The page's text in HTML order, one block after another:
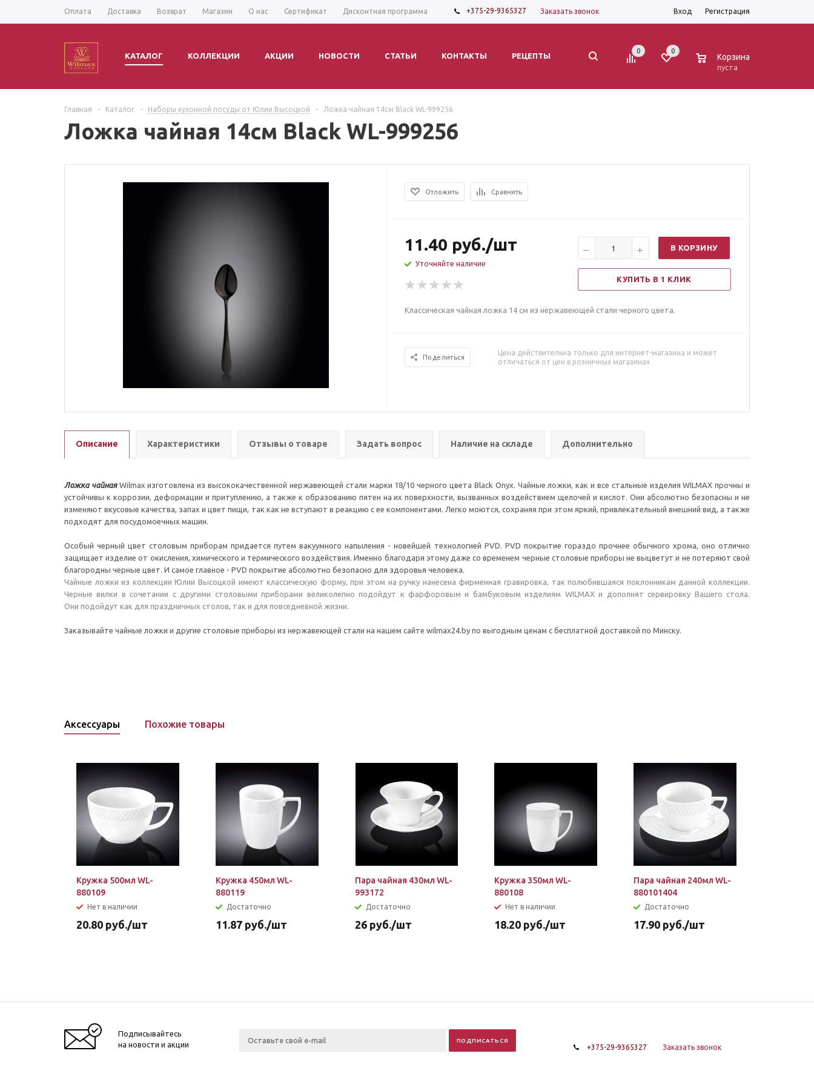
Оплата Доставка Возврат Магазин О нас Сертификат Дисконтная программа +375-29-9365327 Заказать звонок Вход Регистрация
КАТАЛОГ КОЛЛЕКЦИИ АКЦИИ НОВОСТИ СТАТЬИ КОНТАКТЫ РЕЦЕПТЫ
0 0
Корзина
пуста
Главная - Каталог - Наборы кухонной посуды от Юлии Высоцкой - Ложка чайная 14см Black WL-999256
Ложка чайная 14см Black WL-999256
Отложить Сравнить
11.40 руб./шт
Уточняйте наличие
В КОРЗИНУ
КУПИТЬ В 1 КЛИК
Классическая чайная ложка 14 см из нержавеющей стали черного цвета.
Поделиться
Цена действительна только для интернет-магазина и может
отличаться от цен в розничных магазинах
Описание Характеристики Отзывы о товаре Задать вопрос Наличие на складе Дополнительно
Ложка чайнаяWilmax изготовлена из высококачественной нержавеющей стали марки 18/10 черного цвета Black Onyx. Чайные ложки, как и все стальные изделия WILMAX прочны и
устойчивы к коррозии, деформации и притуплению, а также к образованию пятен на их поверхности, вызванных воздействием щелочей и кислот. Они абсолютно безопасны и не
изменяют вкусовые качества, запах и цвет пищи, так как не вступают в реакцию с ее компонентами. Легко моются, сохраняя при этом яркий, привлекательный внешний вид, а также
подходят для посудомоечных машин.
Особый черный цвет столовым приборам придается путем вакуумного напыления - новейшей технологией PVD. PVD покрытие гораздо прочнее обычного хрома, оно отлично
защищает изделие от окисления, химического и термического воздействия. Именно благодаря этому даже со временем черные столовые приборы не выцветут и не потеряют свой
благородны черные цвет. И самое главное - PVD покрытие абсолютно безопасно для здоровья человека.
Чайные ложки из коллекции Юлии Высоцкой имеют классическую форму, при этом на ручку нанесена фирменная гравировка, так полюбившаяся поклонникам данной коллекции.
Черные вилки в сочетании с другими столовыми приборами великолепно подойдут к фарфоровым и бамбуковым изделиям WILMAX и дополнят сервировку Вашего стола.
Они подойдут как для праздничных столов, так и для повседневной жизни.
Заказывайте чайные ложки и другие столовые приборы из нержавеющей стали на нашем сайте wilmax24.by по выгодным ценам с бесплатной доставкой по Минску.
Аксессуары Похожие товары
Кружка 500мл WL-
880109
Нет в наличии
20.80 руб./шт
Кружка 450мл WL-
880119
Достаточно
11.87 руб./шт
Пара чайная 430мл WL-
993172
Достаточно
26 руб./шт
Кружка 350мл WL-
880108
Нет в наличии
18.20 руб./шт
Пара чайная 240мл WL-
880101404
Достаточно
17.90 руб./шт
Подписывайтесь
на новости и акции
+375-29-9365327 Заказать звонок